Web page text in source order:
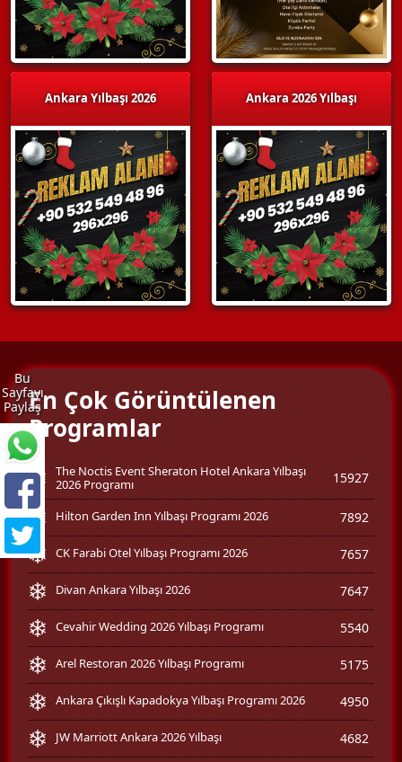
Ankara Yılbaşı 2026 Ankara 2026 Yılbaşı
Bu
Sayfayı
PaylaşEn Çok Görüntülenen
Programlar
The Noctis Event Sheraton Hotel Ankara Yılbaşı
2026 Programı
15927
Hilton Garden Inn Yılbaşı Programı 2026 7892
CK Farabi Otel Yılbaşı Programı 2026 7657
Divan Ankara Yılbaşı 2026 7647
Cevahir Wedding 2026 Yılbaşı Programı 5540
Arel Restoran 2026 Yılbaşı Programı 5175
Ankara Çıkışlı Kapadokya Yılbaşı Programı 2026 4950
JW Marriott Ankara 2026 Yılbaşı 4682